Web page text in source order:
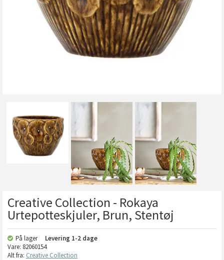
Creative Collection - Rokaya
Urtepotteskjuler, Brun, Stentøj
På lager Levering 1-2 dage
Vare: 82060154
Alt fra: Creative Collection